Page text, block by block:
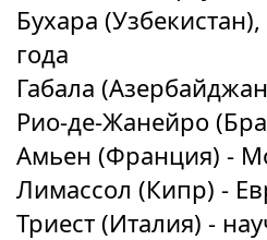
Бухара
года
Габала
Рио-де-Жанейро
Амьен (Франция) -
Лимассол (Кипр) -
Триест (Италия) -